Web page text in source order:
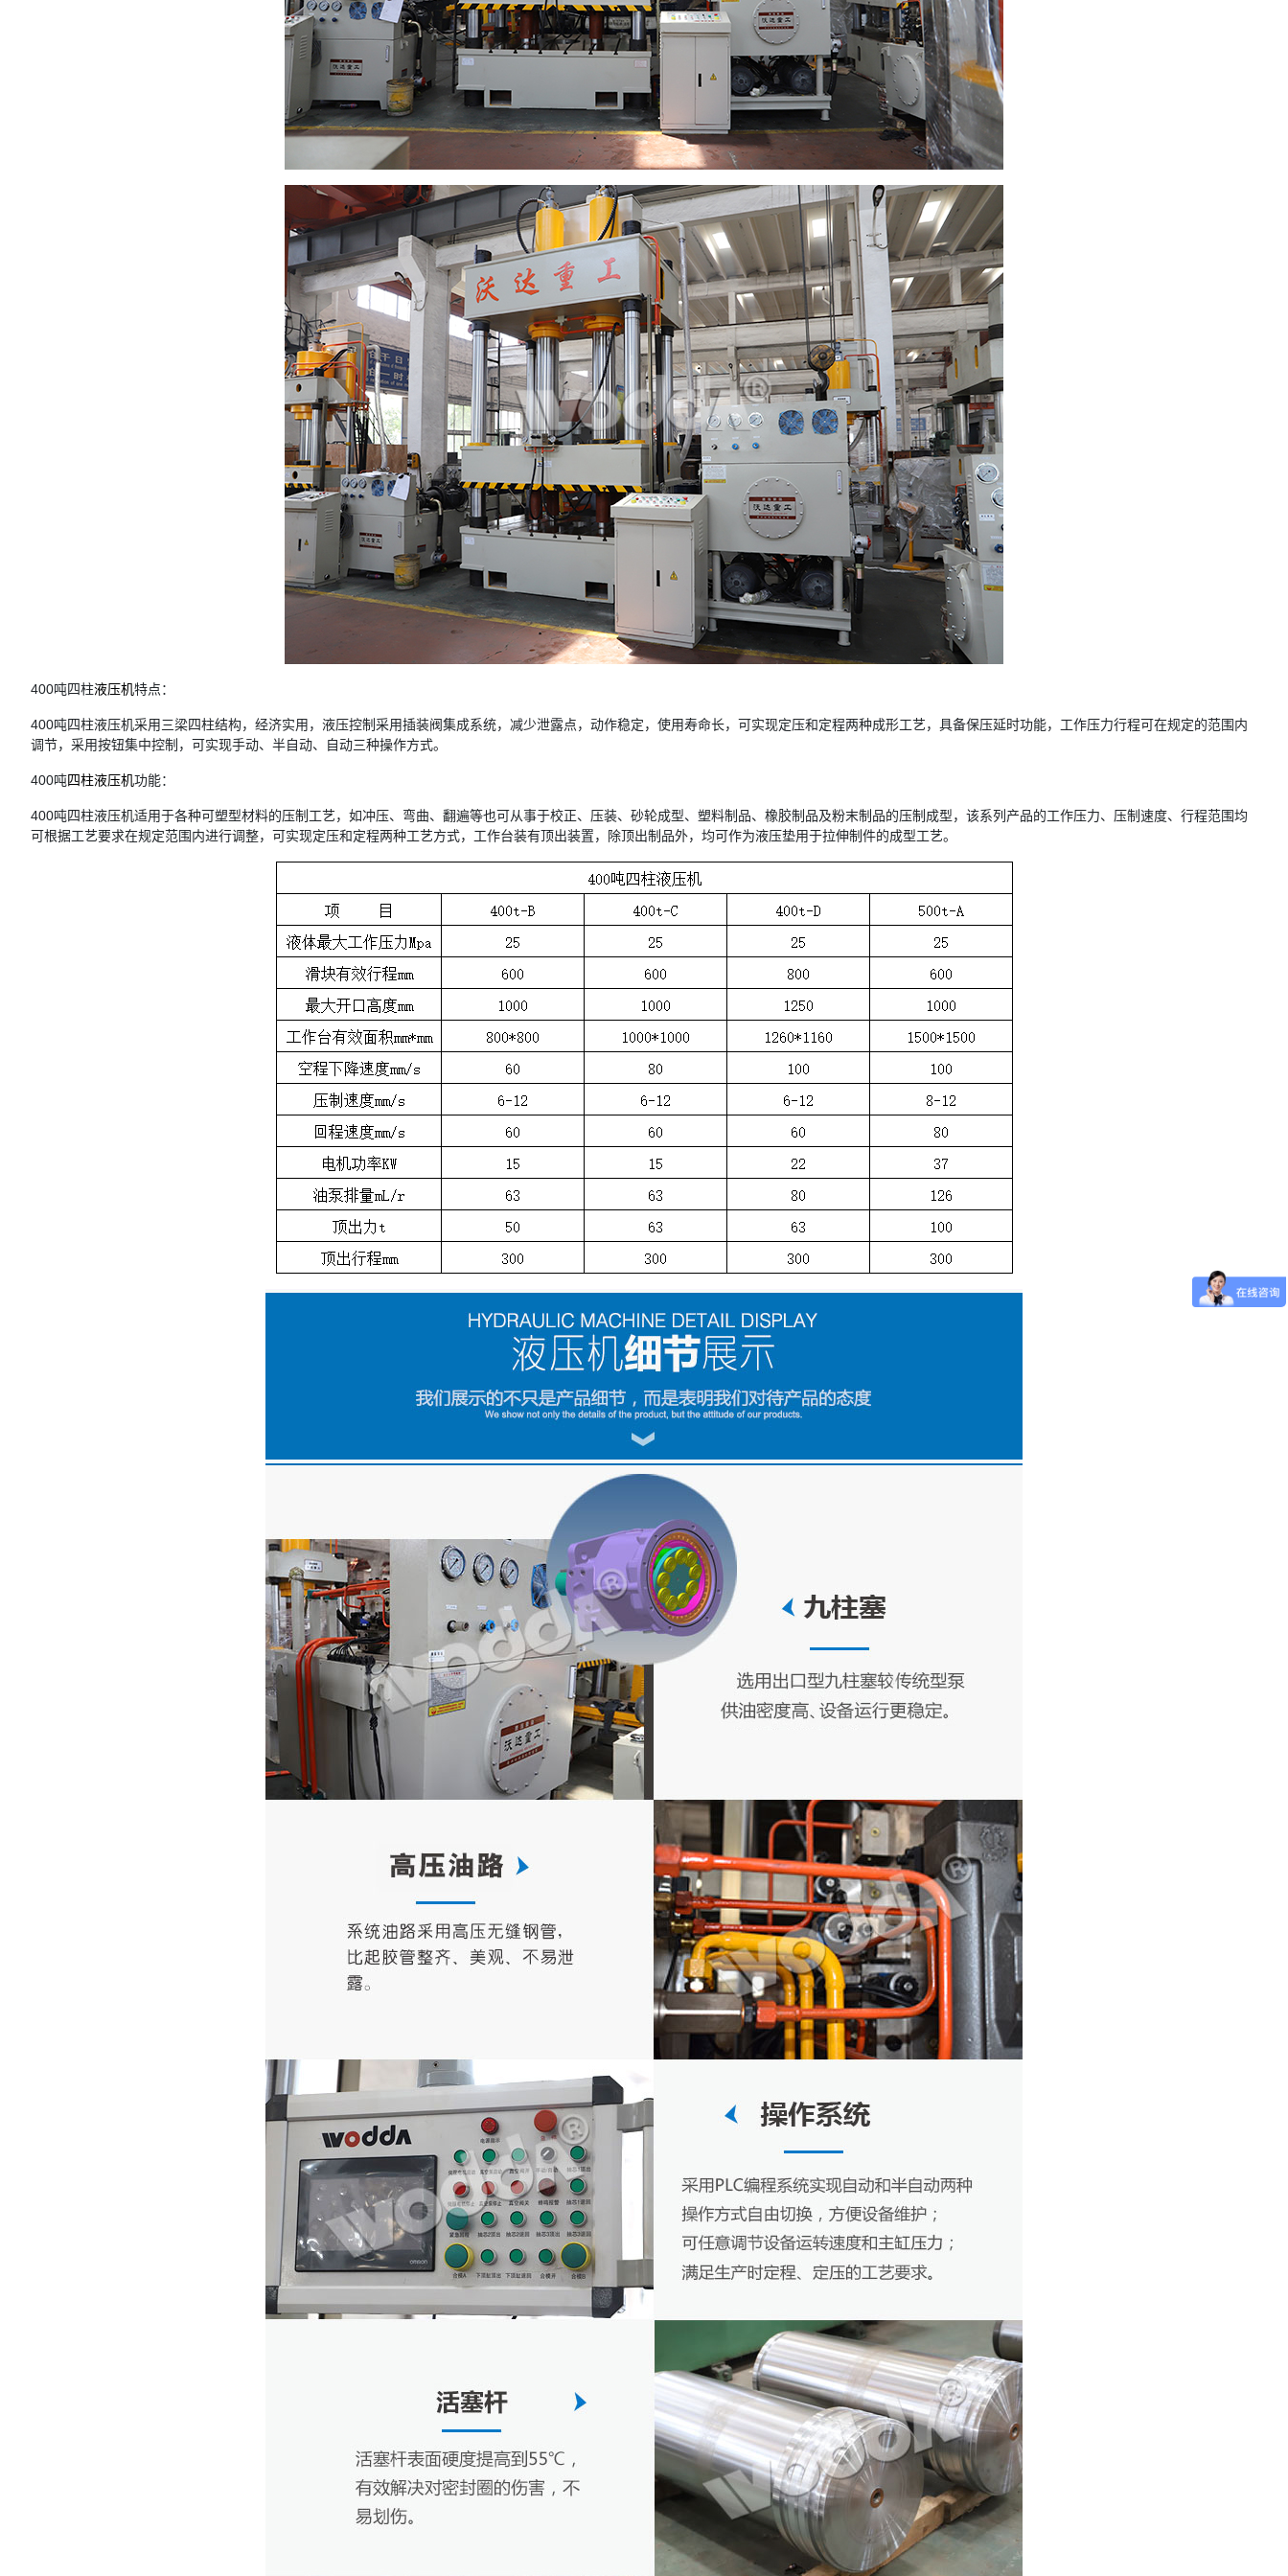
400吨四柱液压机特点：
400吨四柱液压机采用三梁四柱结构，经济实用，液压控制采用插装阀集成系统，减少泄露点，动作稳定，使用寿命长，可实现定压和定程两种成形工艺，具备保压延时功能，工作压力行程可在规定的范围内
调节，采用按钮集中控制，可实现手动、半自动、自动三种操作方式。
400吨四柱液压机功能：
400吨四柱液压机适用于各种可塑型材料的压制工艺，如冲压、弯曲、翻遍等也可从事于校正、压装、砂轮成型、塑料制品、橡胶制品及粉末制品的压制成型，该系列产品的工作压力、压制速度、行程范围均
可根据工艺要求在规定范围内进行调整，可实现定压和定程两种工艺方式，工作台装有顶出装置，除顶出制品外，均可作为液压垫用于拉伸制件的成型工艺。